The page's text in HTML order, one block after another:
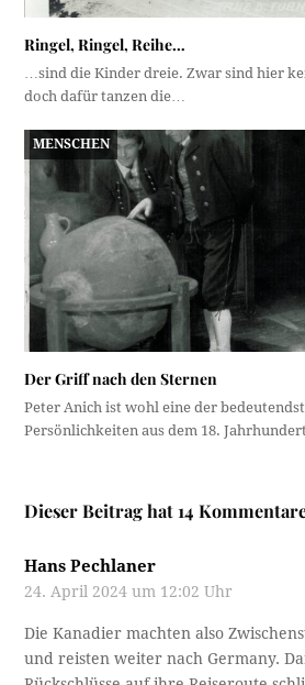
Ringel, Ringel, Reihe…
…sind die Kinder dreie. Zwar sind hier
doch dafür tanzen die…
MENSCHEN
Der Griff nach den Sternen
Peter Anich ist wohl eine der
Persönlichkeiten aus dem 18.
Dieser Beitrag hat 14
Hans Pechlaner
24. April 2024 um 12:02 Uhr
Die Kanadier machten also
und reisten weiter nach Germany.